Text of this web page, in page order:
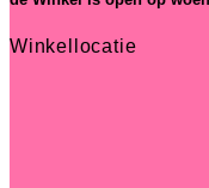
Winkellocatie